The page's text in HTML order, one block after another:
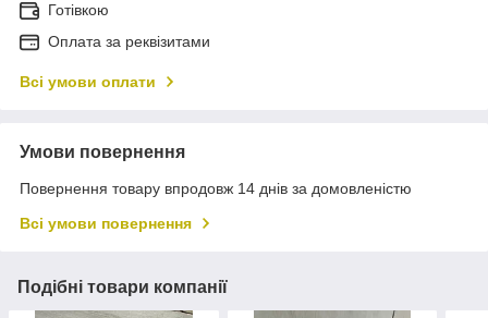
Готівкою
Оплата за реквізитами
Всі умови оплати
Умови повернення
Повернення товару впродовж 14 днів за домовленістю
Всі умови повернення
Подібні товари компанії